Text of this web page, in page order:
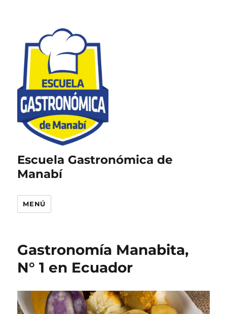
Escuela Gastronómica de
Manabí
MENÚ
Gastronomía Manabita,
N° 1 en Ecuador